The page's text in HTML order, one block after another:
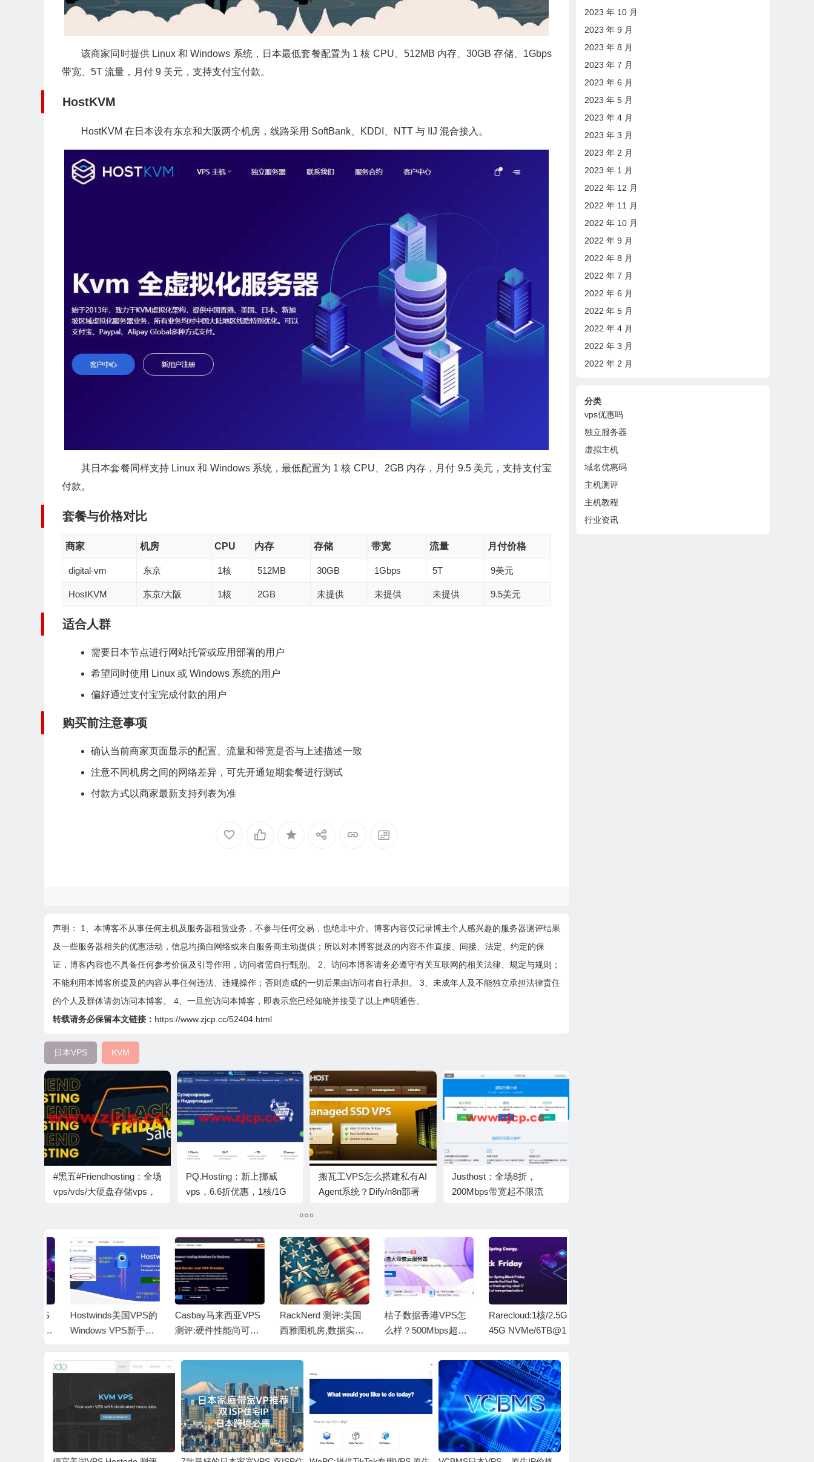
该商家同时提供 Linux 和 Windows 系统，日本最低套餐配置为 1 核 CPU、512MB 内存、30GB 存储、1Gbps
带宽、5T 流量，月付 9 美元，支持支付宝付款。
HostKVM
HostKVM 在日本设有东京和大阪两个机房，线路采用 SoftBank、KDDI、NTT 与 IIJ 混合接入。
其日本套餐同样支持 Linux 和 Windows 系统，最低配置为 1 核 CPU、2GB 内存，月付 9.5 美元，支持支付宝
付款。
套餐与价格对比
商家 机房 CPU 内存 存储 带宽 流量 月付价格
digital-vm 东京 1核 512MB 30GB 1Gbps 5T 9美元
HostKVM 东京/大阪 1核 2GB 未提供 未提供 未提供 9.5美元
适合人群
需要日本节点进行网站托管或应用部署的用户
希望同时使用 Linux 或 Windows 系统的用户
偏好通过支付宝完成付款的用户
购买前注意事项
确认当前商家页面显示的配置、流量和带宽是否与上述描述一致
注意不同机房之间的网络差异，可先开通短期套餐进行测试
付款方式以商家最新支持列表为准
声明： 1、本博客不从事任何主机及服务器租赁业务，不参与任何交易，也绝非中介。博客内容仅记录博主个人感兴趣的服务器测评结果
及一些服务器相关的优惠活动，信息均摘自网络或来自服务商主动提供；所以对本博客提及的内容不作直接、间接、法定、约定的保
证，博客内容也不具备任何参考价值及引导作用，访问者需自行甄别。 2、访问本博客请务必遵守有关互联网的相关法律、规定与规则；
不能利用本博客所提及的内容从事任何违法、违规操作；否则造成的一切后果由访问者自行承担。 3、未成年人及不能独立承担法律责任
的个人及群体请勿访问本博客。 4、一旦您访问本博客，即表示您已经知晓并接受了以上声明通告。
转载请务必保留本文链接： https://www.zjcp.cc/52404.html
日本VPS KVM
#黑五#Friendhosting：全场
vps/vds/大硬盘存储vps，
PQ.Hosting：新上挪威
vps，6.6折优惠，1核/1G
起，全球超34个机房可选
搬瓦工VPS怎么搭建私有AI
Agent系统？Dify/n8n部署
程吗？
Justhost：全场8折，
200Mbps带宽起不限流
选
Hostwinds美国VPS的
Windows VPS新手怎
啊？
Casbay马来西亚VPS
测评:硬件性能尚可直
RackNerd 测评:美国
西雅图机房,数据实测,
桔子数据香港VPS怎
么样？500Mbps超大
Rarecloud:1核/2.5GB/
45G NVMe/6TB@1G
硅谷/达
2023 年 10 月
2023 年 9 月
2023 年 8 月
2023 年 7 月
2023 年 6 月
2023 年 5 月
2023 年 4 月
2023 年 3 月
2023 年 2 月
2023 年 1 月
2022 年 12 月
2022 年 11 月
2022 年 10 月
2022 年 9 月
2022 年 8 月
2022 年 7 月
2022 年 6 月
2022 年 5 月
2022 年 4 月
2022 年 3 月
2022 年 2 月
分类
vps优惠吗
独立服务器
虚拟主机
域名优惠码
主机测评
主机教程
行业资讯